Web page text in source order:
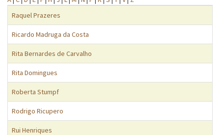
Raquel Prazeres
Ricardo Madruga da Costa
Rita Bernardes de Carvalho
Rita Domingues
Roberta Stumpf
Rodrigo Ricupero
Rui Henriques